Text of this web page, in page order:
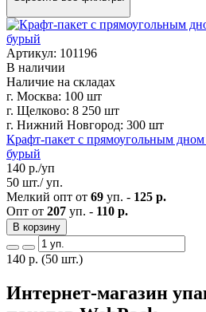
Артикул: 101196
В наличии
Наличие на складах
г. Москва: 100 шт
г. Щелково: 8 250 шт
г. Нижний Новгород: 300 шт
Крафт-пакет с прямоугольным
бурый
140 р./уп
50 шт./ уп.
Мелкий опт от 69 уп. - 125 р.
Опт от 207 уп. - 110 р.
В корзину
140 р. (50 шт.)
Интернет-магазин